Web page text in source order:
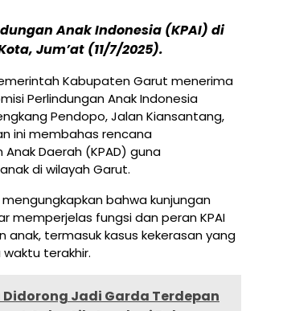
Anak Indonesia (KPAI) di
Jum’at (11/7/2025).
Kabupaten Garut menerima
Perlindungan Anak Indonesia
Pendopo, Jalan Kiansantang,
ini membahas rencana
Daerah (KPAD) guna
di wilayah Garut.
bahwa kunjungan
memperjelas fungsi dan peran KPAI
termasuk kasus kekerasan yang
terakhir.
Didorong Jadi Garda Terdepan